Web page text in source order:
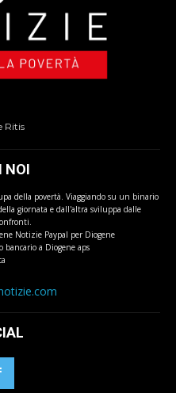
Ritis
NOI
della povertà. Viaggiando su un binario
giornata e dall'altra sviluppa dalle
Notizie Paypal per Diogene
bancario a Diogene aps